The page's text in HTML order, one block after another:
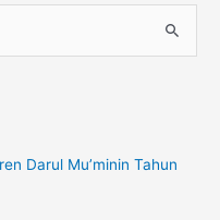
Darul Mu’minin Tahun